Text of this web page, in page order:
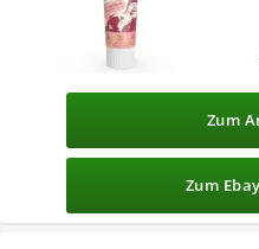
Zum
Zum